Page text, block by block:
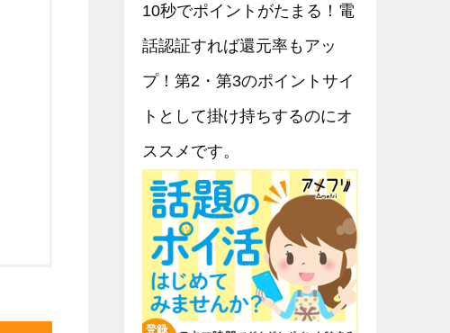
10秒でポイントがたまる！電
話認証すれば還元率もアッ
プ！第2・第3のポイントサイ
トとして掛け持ちするのにオ
ススメです。